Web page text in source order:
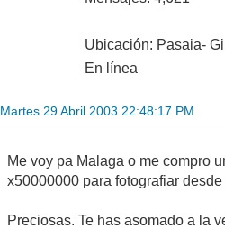
Ubicación: Pasaia-
En línea
Martes 29 Abril 2003 22:48:17 PM
Me voy pa Malaga o me compro
x50000000 para fotografiar desde
Preciosas. Te has asomado a la